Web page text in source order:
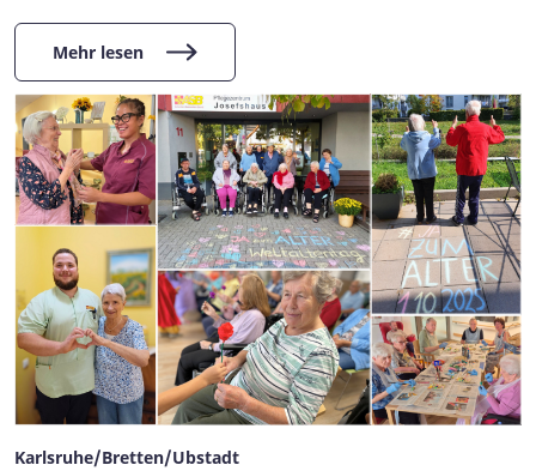
Mehr lesen
Karlsruhe/Bretten/Ubstadt